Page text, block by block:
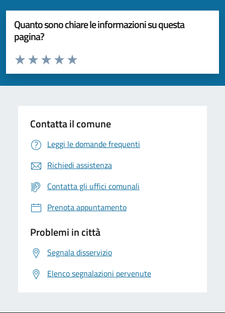
Quanto sono chiare le informazioni su questa
pagina?
Valuta da 1 a 5 stelle la pagina
Valuta 5 stelle su 5
Valuta 4 stelle su 5
Valuta 3 stelle su 5
Valuta 2 stelle su 5
Valuta 1 stelle su 5
Contatta il comune
Leggi le domande frequenti
Richiedi assistenza
Contatta gli uffici comunali
Prenota appuntamento
Problemi in città
Segnala disservizio
Elenco segnalazioni pervenute